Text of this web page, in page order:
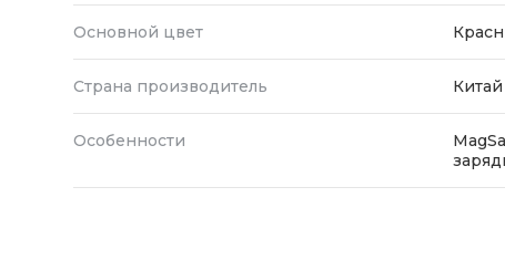
Основной цвет
Страна производитель Китай
Особенности